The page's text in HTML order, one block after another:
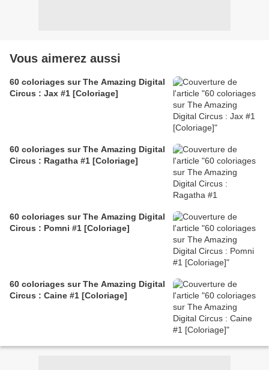
Vous aimerez aussi
60 coloriages sur The Amazing Digital
Circus : Jax #1 [Coloriage]
60 coloriages sur The Amazing Digital
Circus : Ragatha #1 [Coloriage]
60 coloriages sur The Amazing Digital
Circus : Pomni #1 [Coloriage]
60 coloriages sur The Amazing Digital
Circus : Caine #1 [Coloriage]